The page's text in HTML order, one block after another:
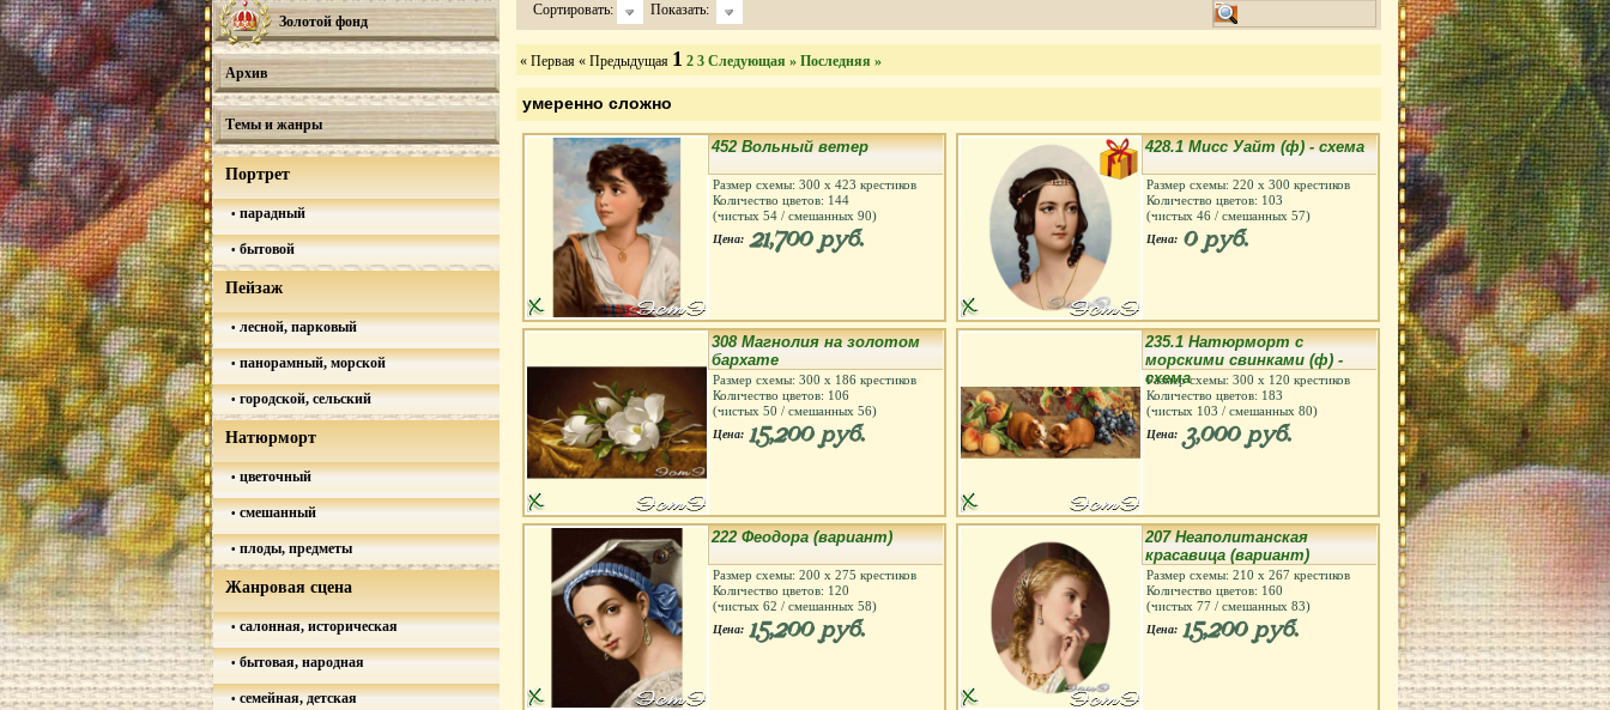
Золотой фонд
Архив
Темы и жанры
Портрет
парадный
бытовой
Пейзаж
лесной, парковый
панорамный, морской
городской, сельский
Натюрморт
цветочный
смешанный
плоды, предметы
Жанровая сцена
салонная, историческая
бытовая, народная
семейная, детская
Сортировать: Показать:
« Первая « Предыдущая 1 2 3 Следующая » Последняя »
умеренно сложно
452 Вольный ветер
Размер схемы: 300 х 423 крестиков
Количество цветов: 144
(чистых 54 / смешанных 90)
Цена: 21,700 руб.
428.1 Мисс Уайт (ф) - схема
Размер схемы: 220 х 300 крестиков
Количество цветов: 103
(чистых 46 / смешанных 57)
Цена: 0 руб.
308 Магнолия на золотом
бархате
Размер схемы: 300 х 186 крестиков
Количество цветов: 106
(чистых 50 / смешанных 56)
Цена: 15,200 руб.
235.1 Натюрморт с
морскими свинками (ф) -
схема
Размер схемы: 300 х 120 крестиков
Количество цветов: 183
(чистых 103 / смешанных 80)
Цена: 3,000 руб.
222 Феодора (вариант)
Размер схемы: 200 х 275 крестиков
Количество цветов: 120
(чистых 62 / смешанных 58)
Цена: 15,200 руб.
207 Неаполитанская
красавица (вариант)
Размер схемы: 210 х 267 крестиков
Количество цветов: 160
(чистых 77 / смешанных 83)
Цена: 15,200 руб.